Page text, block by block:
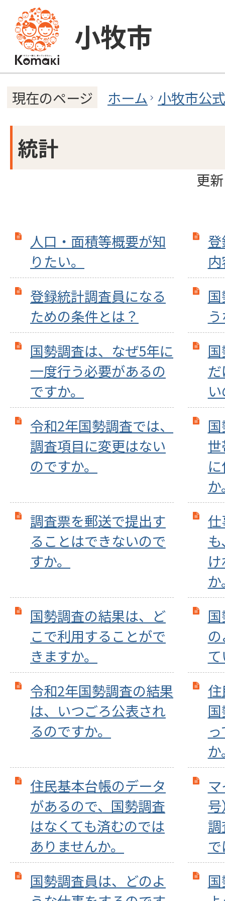
小牧市
現在のページ ホーム 小牧市公
統計
更
人口・面積等概要が知
りたい。
登録統計調査員になる
ための条件とは？
国勢調査は、なぜ5年に
一度行う必要があるの
ですか。
令和2年国勢調査では、
調査項目に変更はない
のですか。
調査票を郵送で提出す
ることはできないので
すか。
国勢調査の結果は、ど
こで利用することがで
きますか。
令和2年国勢調査の結果
は、いつごろ公表され
るのですか。
住民基本台帳のデータ
があるので、国勢調査
はなくても済むのでは
ありませんか。
国勢調査員は、どのよ